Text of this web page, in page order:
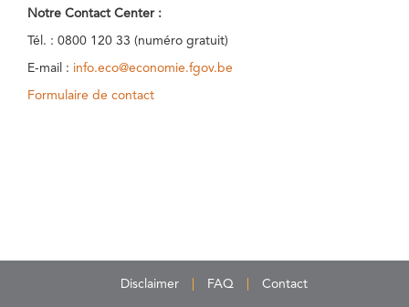
Notre Contact Center :
Tél. : 0800 120 33 (numéro gratuit)
E-mail : info.eco@economie.fgov.be
Formulaire de contact
Disclaimer FAQ Contact